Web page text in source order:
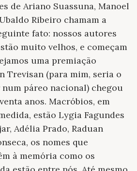
de Ariano Suassuna, Manoel
Ribeiro chamam a
fato: nossos autores
muito velhos, e começam
uma premiação
Trevisan (para mim, seria o
páreo nacional) chegou
anos. Macróbios, em
estão Lygia Fagundes
Adélia Prado, Raduan
os nomes que
à memória como os